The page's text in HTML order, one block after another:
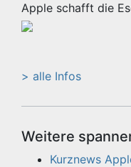
Apple schafft die
> alle Infos
Weitere
Kurznews